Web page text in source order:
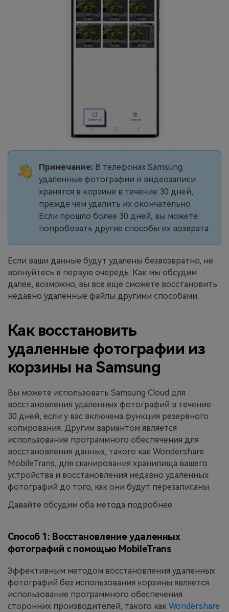
Примечание:В телефонах Samsung
удаленные фотографии и видеозаписи
хранятся в корзине в течение 30 дней,
прежде чем удалить их окончательно.
Если прошло более 30 дней, вы можете
попробовать другие способы их возврата.
Если ваши данные будут удалены безвозвратно, не
волнуйтесь в первую очередь. Как мы обсудим
далее, возможно, вы все еще сможете восстановить
недавно удаленные файлы другими способами.
Как восстановить
удаленные фотографии из
корзины на Samsung
Вы можете использовать Samsung Cloud для
восстановления удаленных фотографий в течение
30 дней, если у вас включена функция резервного
копирования. Другим вариантом является
использование программного обеспечения для
восстановления данных, такого как Wondershare
MobileTrans, для сканирования хранилища вашего
устройства и восстановления недавно удаленных
фотографий до того, как они будут перезаписаны.
Давайте обсудим оба метода подробнее:
Способ 1: Восстановление удаленных
фотографий с помощью MobileTrans
Эффективным методом восстановления удаленных
фотографий без использования корзины является
использование программного обеспечения
сторонних производителей, такого как Wondershare